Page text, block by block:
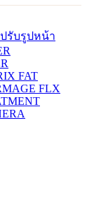
รับรูปหน้า
FAT
FLX